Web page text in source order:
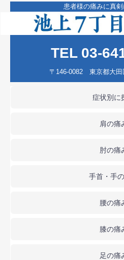
患者様の痛みに真
TEL 03-
〒146-0082 東京都大田
症状別に
肩の痛
肘の痛
手首・手
腰の痛
膝の痛
足の痛